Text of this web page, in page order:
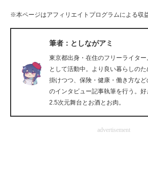
経営リーダーのコミュニティ
マーケ×ITの今がよく分かる
ITエンジニア向け専門サイト
IT製品の技術・比較・事例
※本ページはアフィリエイトプログラムによる収
筆者：としながアミ
東京都出身・在住のフリーライター
として活動中。より良い暮らしの
掛けつつ、保険・健康・働き方な
のインタビュー記事執筆を行う。好
2.5次元舞台とお酒とお肉。
advertisement